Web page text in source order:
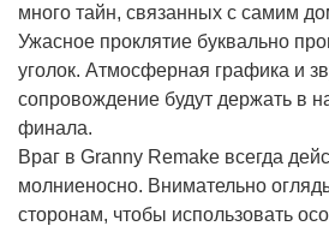
много тайн, связанных с самим
Ужасное проклятие буквально
уголок. Атмосферная графика и
сопровождение будут держать в
финала.
Враг в Granny Remake всегда
молниеносно. Внимательно
сторонам, чтобы использовать